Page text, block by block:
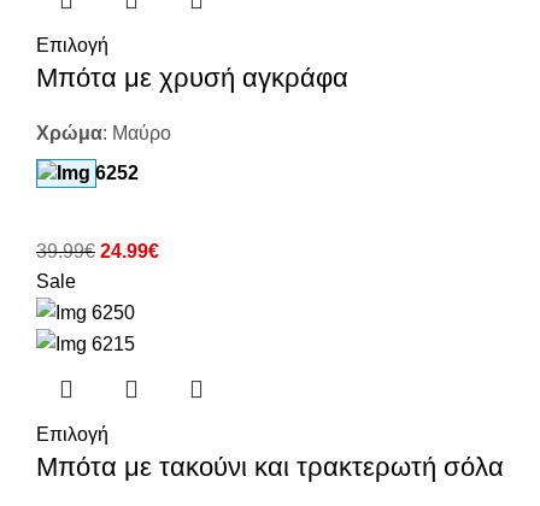
Επιλογή
Μπότα με χρυσή αγκράφα
Χρώμα: Μαύρο
39.99€ 24.99€
Sale
Επιλογή
Μπότα με τακούνι και τρακτερωτή σόλα